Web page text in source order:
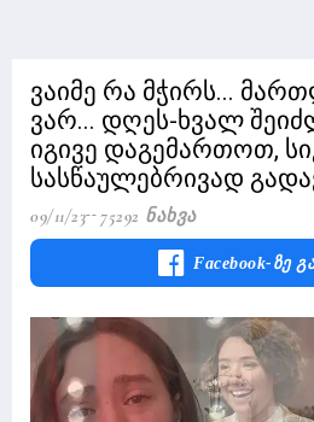
ვაიმე რა მჭირს...
ვარ... დღეს-ხვალ
იგივე დაგემართოთ,
სასწაულებრივად
09/11/23 75292 Ნახვა
Facebook-Ზე